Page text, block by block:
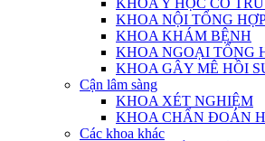
KHOA NỘI TỔNG
KHOA KHÁM BỆNH
KHOA NGOẠI TỔNG
KHOA GÂY MÊ HỒI
Cận lâm sàng
KHOA XÉT NGHIỆM
KHOA CHẨN ĐOÁN
Các khoa khác